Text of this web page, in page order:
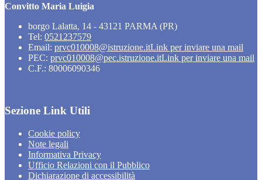
Convitto Maria Luigia
borgo Lalatta, 14 - 43121 PARMA (PR)
Tel: 0521237579
Email: prvc010008@istruzione.itLink per inviare una mail
PEC: prvc010008@pec.istruzione.itLink per inviare una mail
C.F.: 80006090346
Sezione Link Utili
Cookie policy
Note legali
Informativa Privacy
Ufficio Relazioni con il Pubblico
Dichiarazione di accessibilità